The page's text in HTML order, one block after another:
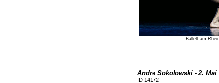
Ballett am
Andre Sokolowski - 2. Mai
ID 14172